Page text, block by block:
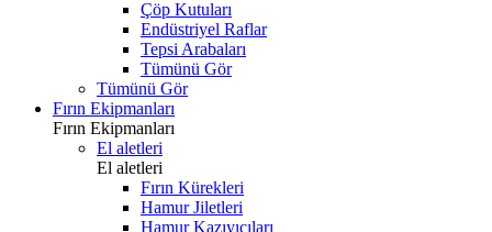
Çöp Kutuları
Endüstriyel Raflar
Tepsi Arabaları
Tümünü Gör
Tümünü Gör
Fırın Ekipmanları
Fırın Ekipmanları
El aletleri
El aletleri
Fırın Kürekleri
Hamur Jiletleri
Hamur Kazıyıcıları